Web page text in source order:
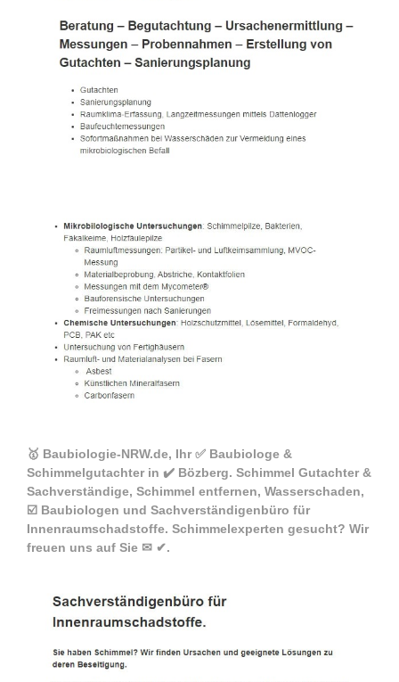
🥇 Baubiologie-NRW.de, Ihr ✅ Baubiologe &
Schimmelgutachter in ✔️ Bözberg. Schimmel Gutachter &
Sachverständige, Schimmel entfernen, Wasserschaden,
☑️ Baubiologen und Sachverständigenbüro für
Innenraumschadstoffe. Schimmelexperten gesucht? Wir
freuen uns auf Sie ✉ ✔.